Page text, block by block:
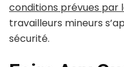
conditions prévues par
travailleurs mineurs
sécurité.